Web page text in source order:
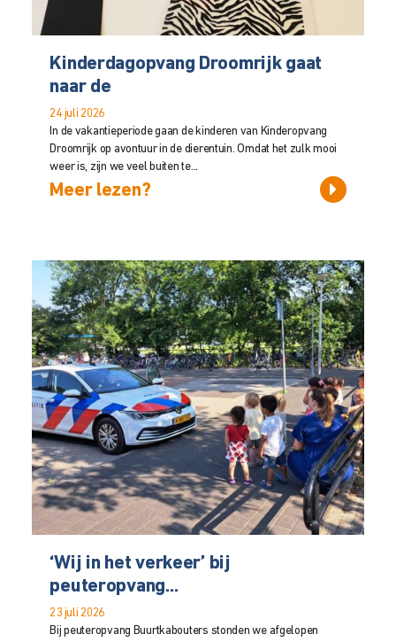
Kinderdagopvang Droomrijk gaat
naar de
24 juli 2026
In de vakantieperiode gaan de kinderen van Kinderopvang
Droomrijk op avontuur in de dierentuin. Omdat het zulk mooi
weer is, zijn we veel buiten te...
Meer lezen?
‘Wij in het verkeer’ bij
peuteropvang...
23 juli 2026
Bij peuteropvang Buurtkabouters stonden we afgelopen